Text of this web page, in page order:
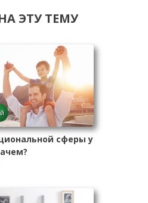
ЭТУ ТЕМУ
сферы у